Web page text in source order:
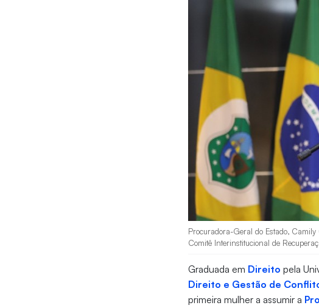
Procuradora-Geral do Estado,
Comitê Interinstitucional de
Graduada em Direito pela
Direito e Gestão de
primeira mulher a assumir a